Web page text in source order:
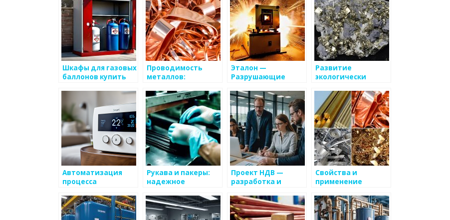
Шкафы для газовых
баллонов купить
уличные решения
для хранения газа
Проводимость
металлов:
принципы и
значимость
Эталон —
Разрушающие
Развитие
экологически
хранения и
транспортировки
металлов
Автоматизация
процесса
эффективности и
экономии
Рукава и пакеры:
надежное
технологических
процессов
Проект НДВ —
разработка и
системы
Свойства и
применение
промышленных
процессах